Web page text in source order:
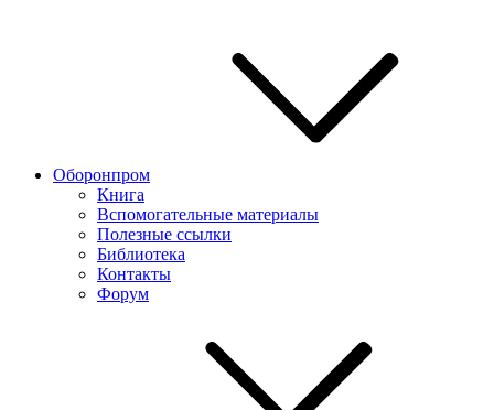
Оборонпром
Книга
Вспомогательные материалы
Полезные ссылки
Библиотека
Контакты
Форум